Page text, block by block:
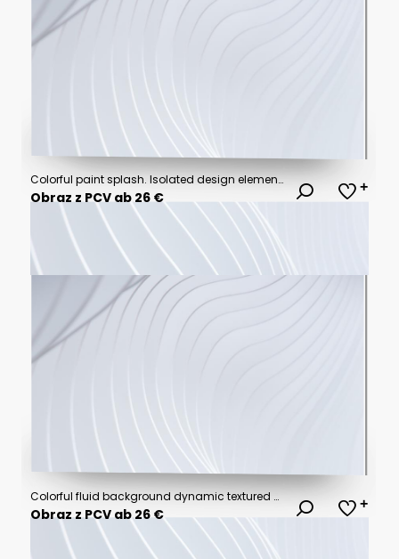
Colorful paint splash. Isolated design element on the transparent background. Generative AI.
Obraz z PCV ab 26 €
Colorful fluid background dynamic textured geometric element. Modern gradient light vector illustration.
Obraz z PCV ab 26 €